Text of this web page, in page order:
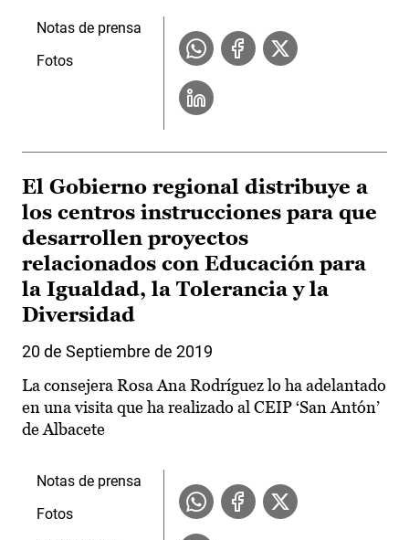
Notas de prensa
Fotos
El Gobierno regional distribuye a
los centros instrucciones para que
desarrollen proyectos
relacionados con Educación para
la Igualdad, la Tolerancia y la
Diversidad
20 de Septiembre de 2019
La consejera Rosa Ana Rodríguez lo ha adelantado
en una visita que ha realizado al CEIP ‘San Antón’
de Albacete
Notas de prensa
Fotos